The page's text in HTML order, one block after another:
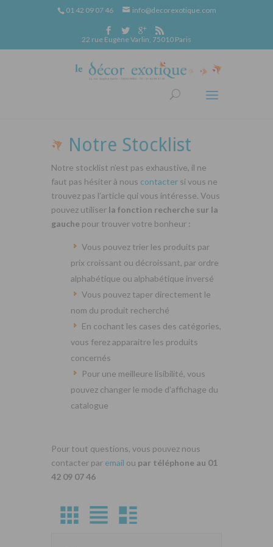
01 42 09 07 46 info@decorexotique.com
22 rue Eugène Varlin, 75010 Paris
Notre Stocklist
Notre stocklist n’est pas exhaustive, il ne
faut pas hésiter à nous contacter si vous ne
trouvez pas l’article qui vous intéresse. Vous
pouvez utiliser la fonction recherche sur la
gauche pour trouver votre bonheur :
Vous pouvez trier les produits par
prix croissant ou décroissant, par ordre
alphabétique ou alphabétique inversé
Vous pouvez taper directement le
nom du produit recherché
En cochant les cases des catégories,
vous ferez apparaitre les produits
concernés
Pour une meilleure lisibilité, vous
pouvez changer le mode d’affichage du
catalogue
Pour tout questions, vous pouvez nous
contacter par email ou par téléphone au 01
42 09 07 46